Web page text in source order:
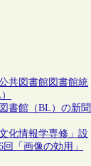
共図書館図書館統
書館（BL）の新聞
化情報学専修」設
「画像の効用」